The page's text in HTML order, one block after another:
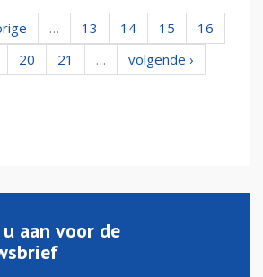
… 13 14 15
16
20 21 …
volgende ›
aan voor de